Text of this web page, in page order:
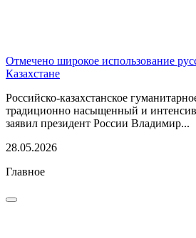
Отмечено широкое использование
Казахстане
Российско-казахстанское
традиционно насыщенный и
заявил президент России Владимир...
28.05.2026
Главное